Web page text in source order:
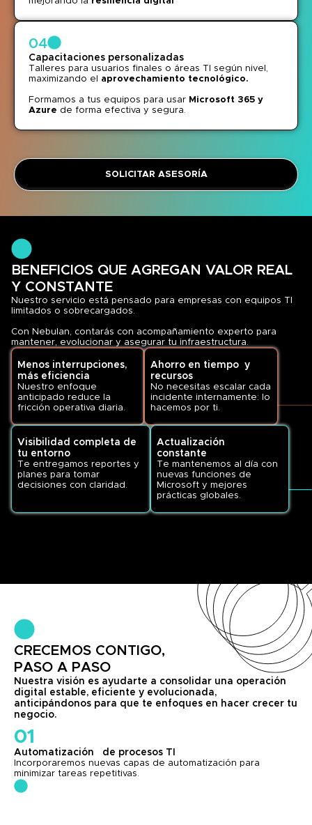
04
Capacitaciones personalizadas
Talleres para usuarios finales o áreas TI según nivel,
maximizando el aprovechamiento tecnológico.
Formamos a tus equipos para usar Microsoft 365 y
Azure de forma efectiva y segura.
SOLICITAR ASESORÍA
BENEFICIOS QUE AGREGAN VALOR REAL
Y CONSTANTE
Nuestro servicio está pensado para empresas con equipos TI
limitados o sobrecargados.
Con Nebulan, contarás con acompañamiento experto para
mantener, evolucionar y asegurar tu infraestructura.
Menos interrupciones,
más eficiencia
Nuestro enfoque
anticipado reduce la
fricción operativa diaria.
Ahorro en tiempo y
recursos
No necesitas escalar cada
incidente internamente: lo
hacemos por ti.
Visibilidad completa de
tu entorno
Te entregamos reportes y
planes para tomar
decisiones con claridad.
Actualización
constante
Te mantenemos al día con
nuevas funciones de
Microsoft y mejores
prácticas globales.
CRECEMOS CONTIGO,
PASO A PASO
Nuestra visión es ayudarte a consolidar una operación
digital estable, eficiente y evolucionada,
anticipándonos para que te enfoques en hacer crecer tu
negocio.
01
Automatización de procesos TI
Incorporaremos nuevas capas de automatización para
minimizar tareas repetitivas.